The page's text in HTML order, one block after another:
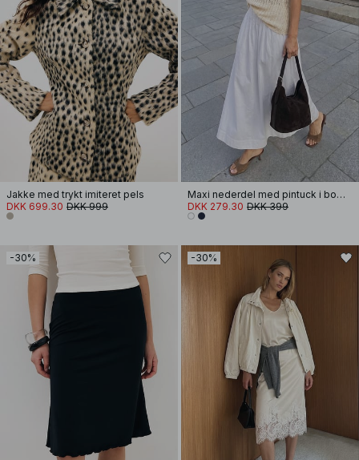
Jakke med trykt imiteret pels
DKK 699.30 DKK 999
Maxi nederdel med pintuck i bomuld
DKK 279.30 DKK 399
-30% -30%